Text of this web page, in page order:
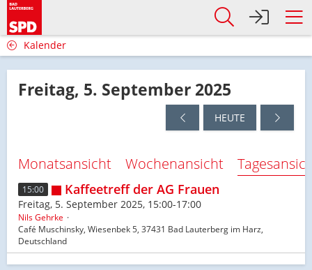
Kalender
Freitag, 5. September 2025
HEUTE
Monatsansicht Wochenansicht
15:00 Kaffeetreff der AG Frauen
Freitag, 5. September 2025, 15:00-17:00
Nils Gehrke
Café Muschinsky, Wiesenbek 5, 37431 Bad Lauterberg im Harz,
Deutschland